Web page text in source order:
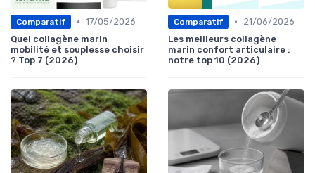
Comparatif • 17/05/2026
Quel collagène marin
mobilité et souplesse choisir
? Top 7 (2026)
Comparatif •
21/06/2026
Les meilleurs collagène
marin confort articulaire :
notre top 10 (2026)